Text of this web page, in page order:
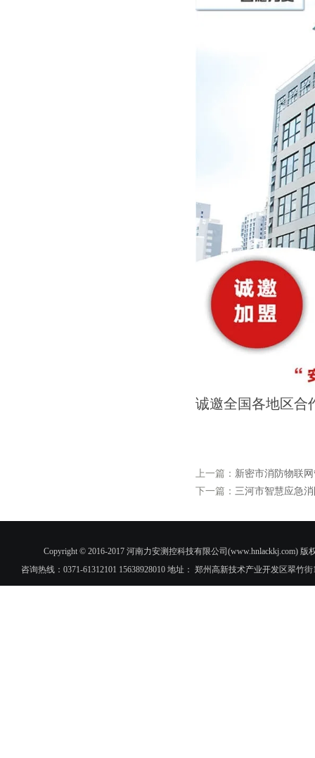
诚邀全国各地区合
上一篇： 新密市消防物联
下一篇： 三河市智慧应急
Copyright © 2016-2017 河南力安测控科技有限公司(www.hnlackkj.com)
咨询热线：0371-61312101 15638928010 地址： 郑州高新技术产业开发区翠竹